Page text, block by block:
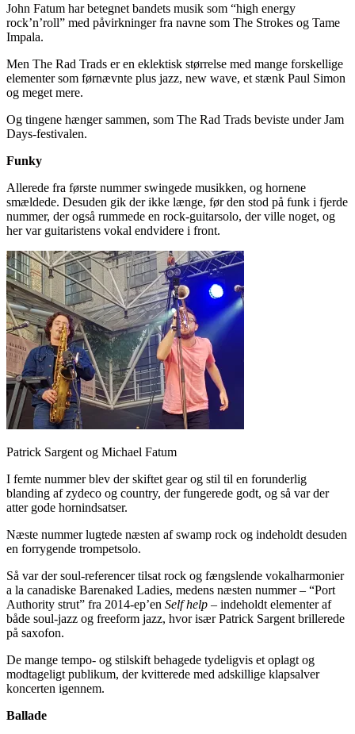
John Fatum har betegnet bandets musik som “high energy
rock’n’roll” med påvirkninger fra navne som The Strokes og Tame
Impala.
Men The Rad Trads er en eklektisk størrelse med mange forskellige
elementer som førnævnte plus jazz, new wave, et stænk Paul Simon
og meget mere.
Og tingene hænger sammen, som The Rad Trads beviste under Jam
Days-festivalen.
Funky
Allerede fra første nummer swingede musikken, og hornene
smældede. Desuden gik der ikke længe, før den stod på funk i fjerde
nummer, der også rummede en rock-guitarsolo, der ville noget, og
her var guitaristens vokal endvidere i front.
Patrick Sargent og Michael Fatum
I femte nummer blev der skiftet gear og stil til en forunderlig
blanding af zydeco og country, der fungerede godt, og så var der
atter gode hornindsatser.
Næste nummer lugtede næsten af swamp rock og indeholdt desuden
en forrygende trompetsolo.
Så var der soul-referencer tilsat rock og fængslende vokalharmonier
a la canadiske Barenaked Ladies, medens næsten nummer – “Port
Authority strut” fra 2014-ep’en Self help – indeholdt elementer af
både soul-jazz og freeform jazz, hvor især Patrick Sargent brillerede
på saxofon.
De mange tempo- og stilskift behagede tydeligvis et oplagt og
modtageligt publikum, der kvitterede med adskillige klapsalver
koncerten igennem.
Ballade